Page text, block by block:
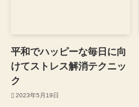
平和でハッピーな毎日に向
けてストレス解消テクニッ
ク
2023年5月19日